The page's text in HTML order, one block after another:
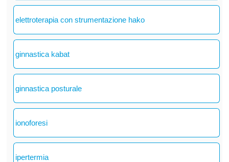
elettroterapia con strumentazione hako
ginnastica kabat
ginnastica posturale
ionoforesi
ipertermia